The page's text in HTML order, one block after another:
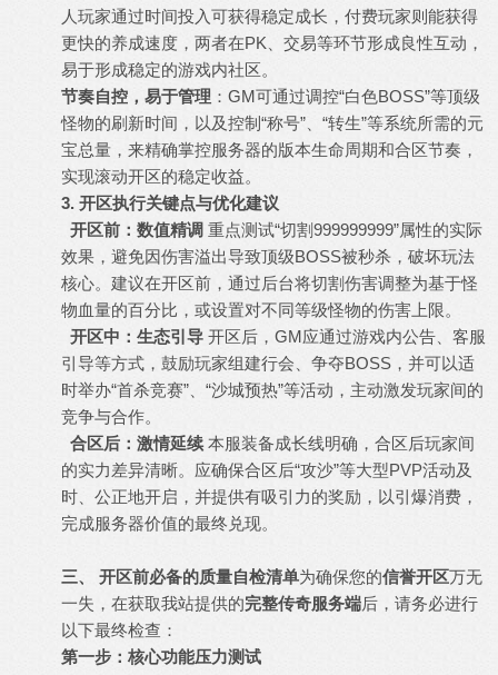
人玩家通过时间投入可获得稳定成长，付费玩家则能获得
更快的养成速度，两者在PK、交易等环节形成良性互动，
易于形成稳定的游戏内社区。
节奏自控，易于管理 ：GM可通过调控“白色BOSS”等顶级
怪物的刷新时间，以及控制“称号”、“转生”等系统所需的元
宝总量，来精确掌控服务器的版本生命周期和合区节奏，
实现滚动开区的稳定收益。
3. 开区执行关键点与优化建议
开区前：数值精调 重点测试“切割999999999”属性的实际
效果，避免因伤害溢出导致顶级BOSS被秒杀，破坏玩法
核心。建议在开区前，通过后台将切割伤害调整为基于怪
物血量的百分比，或设置对不同等级怪物的伤害上限。
开区中：生态引导 开区后，GM应通过游戏内公告、客服
引导等方式，鼓励玩家组建行会、争夺BOSS，并可以适
时举办“首杀竞赛”、“沙城预热”等活动，主动激发玩家间的
竞争与合作。
合区后：激情延续本服装备成长线明确，合区后玩家间
的实力差异清晰。应确保合区后“攻沙”等大型PVP活动及
时、公正地开启，并提供有吸引力的奖励，以引爆消费，
完成服务器价值的最终兑现。
三、 开区前必备的质量自检清单为确保您的信誉开区万无
一失，在获取我站提供的完整传奇服务端后，请务必进行
以下最终检查：
第一步：核心功能压力测试